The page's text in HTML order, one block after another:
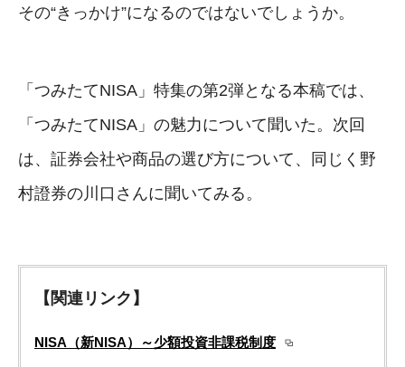
その“きっかけ”になるのではないでしょうか。
「つみたてNISA」特集の第2弾となる本稿では、
「つみたてNISA」の魅力について聞いた。次回
は、証券会社や商品の選び方について、同じく野
村證券の川口さんに聞いてみる。
【関連リンク】
NISA（新NISA）～少額投資非課税制度